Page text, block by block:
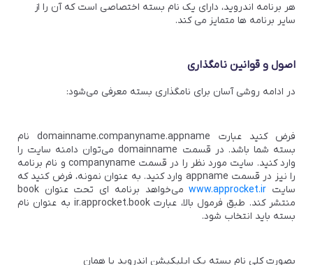
هر برنامه اندروید، دارای یک نام بسته اختصاصی است که آن را از
سایر برنامه ها متمایز می کند.
اصول و قوانین نامگذاری
در ادامه روشی آسان برای نامگذاری بسته معرفی می‌شود:
فرض کنید عبارت domainname.companyname.appname نام
بسته شما باشد. در قسمت domainname می‌توان دامنه سایت را
وارد کنید. سایت مورد نظر را در قسمت companyname و نام برنامه
را نیز در قسمت appname وارد کنید. به عنوان نمونه، فرض کنید که
سایت www.approcket.ir
می‌خواهد برنامه ای تحت عنوان book
منتشر کند. طبق فرمول بالا، عبارت ir.approcket.book به عنوان نام
بسته باید انتخاب شود.
بصورت کلی نام بسته یک اپلیکیشن اندروید یا همان